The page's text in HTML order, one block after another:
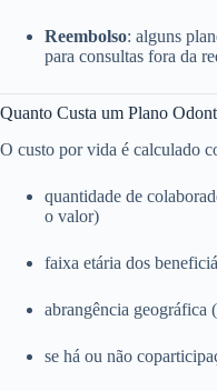
Reembolso: alguns
para consultas fora da
Quanto Custa um Plano
O custo por vida é calculado
quantidade de
o valor)
faixa etária dos
abrangência geográfica
se há ou não